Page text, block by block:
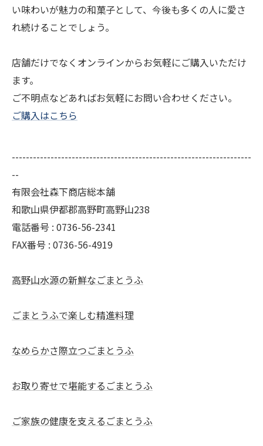
い味わいが魅力の和菓子として、今後も多くの人に愛さ
れ続けることでしょう。
店舗だけでなくオンラインからお気軽にご購入いただけ
ます。
ご不明点などあればお気軽にお問い合わせください。
ご購入はこちら
--------------------------------------------------------------------
--
有限会社森下商店総本舗
和歌山県伊都郡高野町高野山238
電話番号 : 0736-56-2341
FAX番号 : 0736-56-4919
高野山水源の新鮮なごまとうふ
ごまとうふで楽しむ精進料理
なめらかさ際立つごまとうふ
お取り寄せで堪能するごまとうふ
ご家族の健康を支えるごまとうふ